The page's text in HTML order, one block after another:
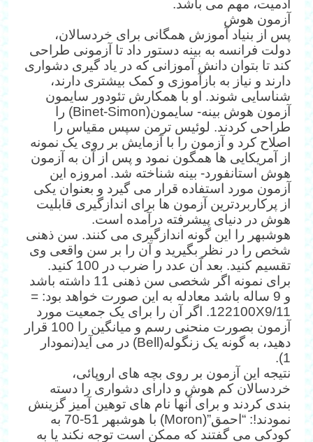
آدمیت، مهم می باشد.
آزمون هوش
پس از بنیاد آموزش همگانی برای خردسالان،
دولت فرانسه به بینه دستور داد تا آزمونی طراحی
کند تا بتوان دانش آموزانی که در یاد گیری دشواری
دارند و نیاز به بازآموزی و کمک بیشتری دارند،
شناسایی شوند. او با همکارش تئودور سایمون
آزمون هوش بینه- سایمون(Binet-Simon) را
طراحی کردند. لوئیس ترمن سپس مقیاس را
اصلاح کرد و آزمون را با آزمایش بر روی یک نمونه
از آمریکایی ها همگون نمود و پس از آن به آزمون
هوش استانفورد- بینه شناخته شد. امروزه این
آزمون مورد استفاده قرار می گیرد و بعنوان یکی
از پرکاربردترین آزمون ها برای اندازگیری قابلیت
هوش در دنیای پیشرفته درآمده است.
هوش‎بهر را این گونه اندازگیری می کنند. سن ذهنی
شخص را در نظر بگیرید و آن را بر سن واقعی وی
تقسیم کنید. بعد آن عدد را ضرب در 100 کنید.
برای نمونه اگر شخصی سن ذهنی 11 داشته باشد
و 9 ساله باشد معادله به این صورت خواهد بود: =
122100X9/11. اگر آن را برای یک جمعیت مورد
آزمون بصورت منحنی رسم و میانگین را 100 قرار
دهید، به گونه یک زنگوله(Bell) در می آید(نمودار
1).
نتیجه این آزمون بر روی بچه های اروپائی،
خردسالان کم هوش و دارای دشواری را دسته
بندی کردند و برای آنها نام های توهین آمیز گزینش
نمودند!: “احمق”(Moron) با هوش‎بهر 51-70 به
کودکی می گفتند که ممکن است توجه نکند یا به